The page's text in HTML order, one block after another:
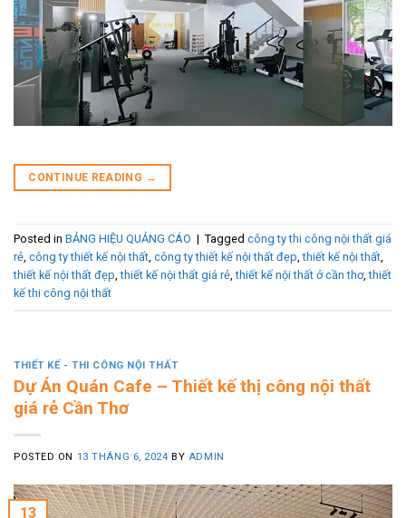
CONTINUE READING →
Posted in BẢNG HIỆU QUẢNG CÁO | Tagged công ty thi công nội thất giá
rẻ, công ty thiết kế nội thất, công ty thiết kế nội thất đẹp,thiết kế nội thất,
thiết kế nội thất đẹp,thiết kế nội thất giá rẻ,thiết kế nội thất ở cần thơ,thiết
kế thi công nội thất
THIẾT KẾ - THI CÔNG NỘI THẤT
Dự Án Quán Cafe – Thiết kế thị công nội thất
giá rẻ Cần Thơ
POSTED ON 13 THÁNG 6, 2024 BY ADMIN
13